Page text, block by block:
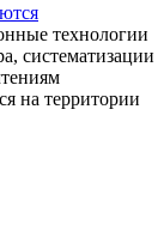
технологии
систематизации
на территории